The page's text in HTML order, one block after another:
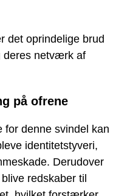
det oprindelige brud
deres netværk af
på ofrene
for denne svindel kan
identitetstyveri,
Derudover
redskaber til